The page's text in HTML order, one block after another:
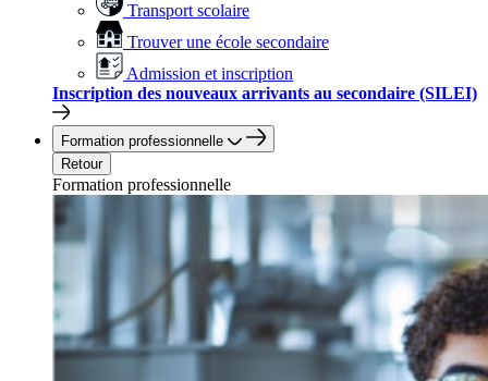
Transport scolaire
Trouver une école secondaire
Admission et inscription
Inscription des nouveaux arrivants au secondaire (SILEI)
Formation professionnelle
Retour
Formation professionnelle